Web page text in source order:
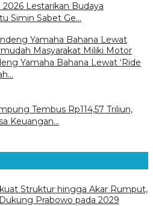
Lestarikan Budaya
Simin Sabet Ge…
Yamaha Bahana Lewat ‘Ride
Tembus Rp114,57 Triliun,
Keuangan…